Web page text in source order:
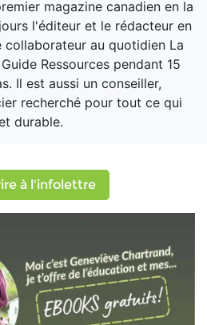
magazine canadien en la
l'éditeur et le rédacteur en
collaborateur au quotidien La
Ressources pendant 15
Il est aussi un conseiller,
recherché pour tout ce qui
durable.
à l'infolettre